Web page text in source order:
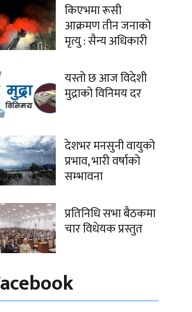
किएभमा रूसी
आक्रमण तीन जनाको
मृत्यु : सैन्य अधिकारी
यस्तो छ आज विदेशी
मुद्राको विनिमय दर
देशभर मनसुनी वायुको
प्रभाव, भारी वर्षाको
सम्भावना
प्रतिनिधि सभा बैठकमा
चार विधेयक प्रस्तुत